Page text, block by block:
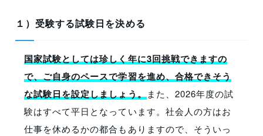
１）受験する試験日を決める
国家試験としては珍しく年に3回挑戦できますの
で、ご自身のペースで学習を進め、合格できそう
な試験日を設定しましょう。また、2026年度の試
験はすべて平日となっています。社会人の方はお
仕事を休めるかの都合もありますので、そういっ